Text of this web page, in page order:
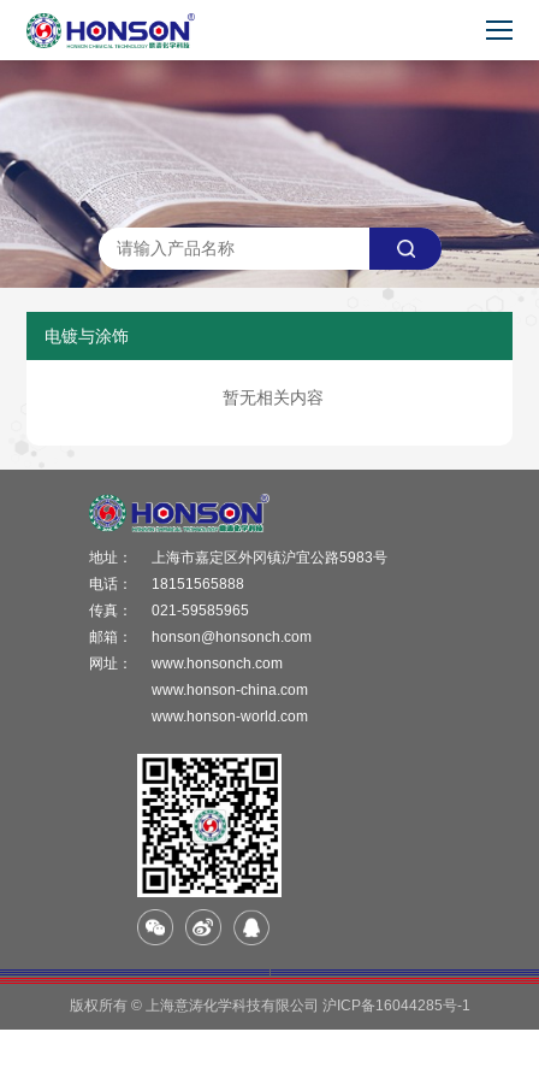
电镀与涂饰
暂无相关内容
地址：
上海市嘉定区外冈镇沪宜公路5983号
电话：
18151565888
传真：
021-59585965
邮箱：
honson@honsonch.com
网址：
www.honsonch.com
www.honson-china.com
www.honson-world.com
版权所有 © 上海意涛化学科技有限公司 沪ICP备16044285号-1